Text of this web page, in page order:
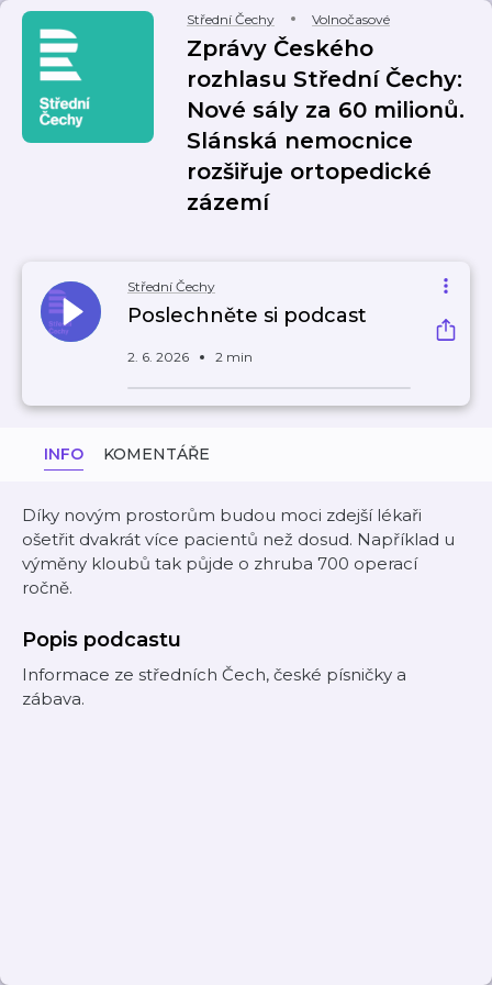
Střední Čechy Volnočasové
Zprávy Českého
rozhlasu Střední Čechy:
Nové sály za 60 milionů.
Slánská nemocnice
rozšiřuje ortopedické
zázemí
Střední Čechy
Poslechněte si podcast
2. 6. 2026 2 min
INFO KOMENTÁŘE
Díky novým prostorům budou moci zdejší lékaři
ošetřit dvakrát více pacientů než dosud. Například u
výměny kloubů tak půjde o zhruba 700 operací
ročně.
Popis podcastu
Informace ze středních Čech, české písničky a
zábava.